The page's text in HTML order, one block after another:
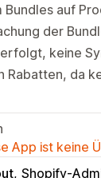
auf
der
keine
Rabatten, da
App ist keine
Shopify-